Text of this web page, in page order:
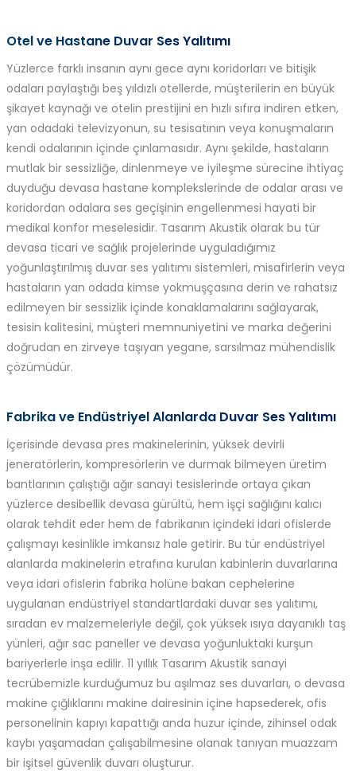
Otel ve Hastane Duvar Ses Yalıtımı
Yüzlerce farklı insanın aynı gece aynı koridorları ve bitişik
odaları paylaştığı beş yıldızlı otellerde, müşterilerin en büyük
şikayet kaynağı ve otelin prestijini en hızlı sıfıra indiren etken,
yan odadaki televizyonun, su tesisatının veya konuşmaların
kendi odalarının içinde çınlamasıdır. Aynı şekilde, hastaların
mutlak bir sessizliğe, dinlenmeye ve iyileşme sürecine ihtiyaç
duyduğu devasa hastane komplekslerinde de odalar arası ve
koridordan odalara ses geçişinin engellenmesi hayati bir
medikal konfor meselesidir. Tasarım Akustik olarak bu tür
devasa ticari ve sağlık projelerinde uyguladığımız
yoğunlaştırılmış duvar ses yalıtımı sistemleri, misafirlerin veya
hastaların yan odada kimse yokmuşçasına derin ve rahatsız
edilmeyen bir sessizlik içinde konaklamalarını sağlayarak,
tesisin kalitesini, müşteri memnuniyetini ve marka değerini
doğrudan en zirveye taşıyan yegane, sarsılmaz mühendislik
çözümüdür.
Fabrika ve Endüstriyel Alanlarda Duvar Ses Yalıtımı
İçerisinde devasa pres makinelerinin, yüksek devirli
jeneratörlerin, kompresörlerin ve durmak bilmeyen üretim
bantlarının çalıştığı ağır sanayi tesislerinde ortaya çıkan
yüzlerce desibellik devasa gürültü, hem işçi sağlığını kalıcı
olarak tehdit eder hem de fabrikanın içindeki idari ofislerde
çalışmayı kesinlikle imkansız hale getirir. Bu tür endüstriyel
alanlarda makinelerin etrafına kurulan kabinlerin duvarlarına
veya idari ofislerin fabrika holüne bakan cephelerine
uygulanan endüstriyel standartlardaki duvar ses yalıtımı,
sıradan ev malzemeleriyle değil, çok yüksek ısıya dayanıklı taş
yünleri, ağır sac paneller ve devasa yoğunluktaki kurşun
bariyerlerle inşa edilir. 11 yıllık Tasarım Akustik sanayi
tecrübemizle kurduğumuz bu aşılmaz ses duvarları, o devasa
makine çığlıklarını makine dairesinin içine hapsederek, ofis
personelinin kapıyı kapattığı anda huzur içinde, zihinsel odak
kaybı yaşamadan çalışabilmesine olanak tanıyan muazzam
bir işitsel güvenlik duvarı oluşturur.